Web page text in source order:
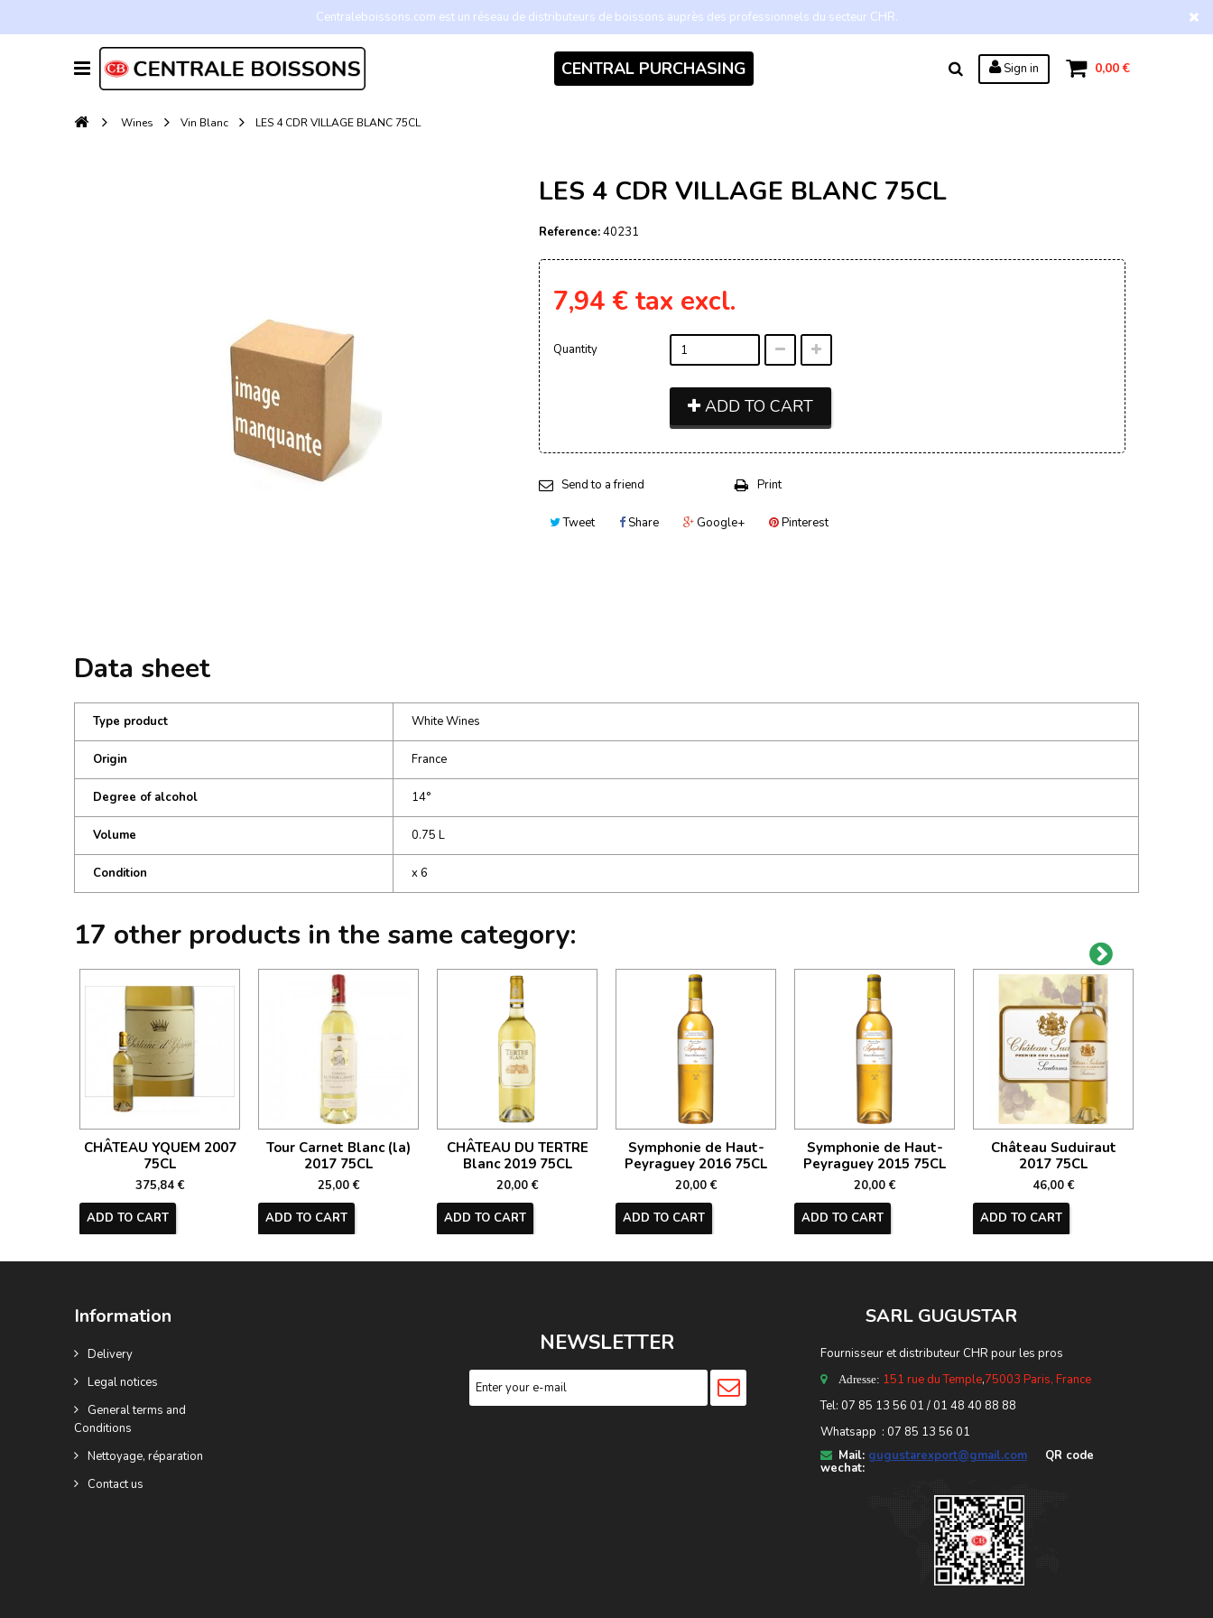
Centraleboissons.com est un réseau de distributeurs de boissons auprès des professionnels du secteur CHR.
0,00 €
Sign in
CENTRAL PURCHASING
Wines Vin Blanc LES 4 CDR VILLAGE BLANC 75CL
LES 4 CDR VILLAGE BLANC 75CL
Reference:40231
7,94 € tax excl.
Quantity
ADD TO CART
Send to a friend Print
Tweet Share Google+ Pinterest
Data sheet
Type product White Wines
Origin France
Degree of alcohol 14°
Volume 0.75 L
Condition x 6
17 other products in the same category:
CHÂTEAU YQUEM 2007
75CL
375,84 €
ADD TO CART
Tour Carnet Blanc (la)
2017 75CL
25,00 €
ADD TO CART
CHÂTEAU DU TERTRE
Blanc 2019 75CL
20,00 €
ADD TO CART
Symphonie de Haut-
Peyraguey 2016 75CL
20,00 €
ADD TO CART
Symphonie de Haut-
Peyraguey 2015 75CL
20,00 €
ADD TO CART
Château Suduiraut
2017 75CL
46,00 €
ADD TO CART
Information
Delivery
Legal notices
General terms and
Conditions
Nettoyage, réparation
Contact us
NEWSLETTER
SARL GUGUSTAR
Fournisseur et distributeur CHR pour les pros
Adresse: 151 rue du Temple,75003 Paris, France
Tel: 07 85 13 56 01 / 01 48 40 88 88
Whatsapp : 07 85 13 56 01
Mail: gugustarexport@gmail.comQR code
wechat: